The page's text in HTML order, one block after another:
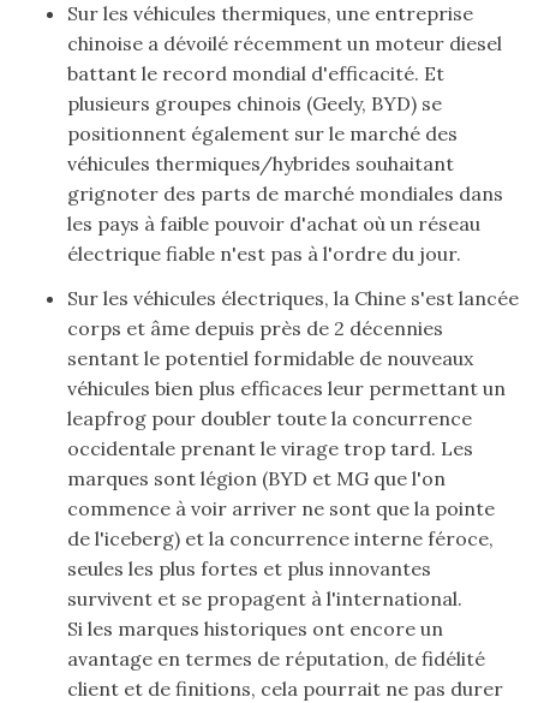
Sur les véhicules thermiques, une entreprise
chinoise a dévoilé récemment un moteur diesel
battant le record mondial d'efficacité. Et
plusieurs groupes chinois (Geely, BYD) se
positionnent également sur le marché des
véhicules thermiques/hybrides souhaitant
grignoter des parts de marché mondiales dans
les pays à faible pouvoir d'achat où un réseau
électrique fiable n'est pas à l'ordre du jour.
Sur les véhicules électriques, la Chine s'est lancée
corps et âme depuis près de 2 décennies
sentant le potentiel formidable de nouveaux
véhicules bien plus efficaces leur permettant un
leapfrog pour doubler toute la concurrence
occidentale prenant le virage trop tard. Les
marques sont légion (BYD et MG que l'on
commence à voir arriver ne sont que la pointe
de l'iceberg) et la concurrence interne féroce,
seules les plus fortes et plus innovantes
survivent et se propagent à l'international.
Si les marques historiques ont encore un
avantage en termes de réputation, de fidélité
client et de finitions, cela pourrait ne pas durer